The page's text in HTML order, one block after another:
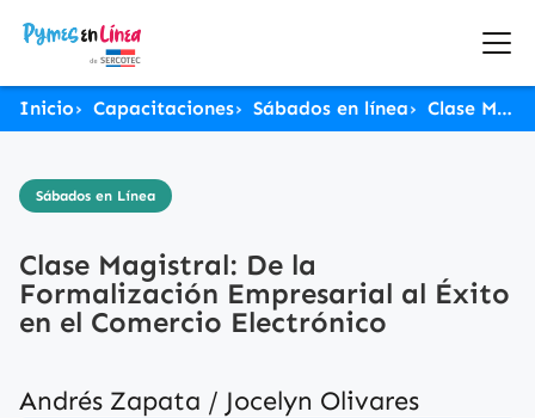
Inicio Capacitaciones Sábados en línea Clase Magistral: De la Formalización Empresarial al Éxito en el Comercio Electrónico
Sábados en Línea
Clase Magistral: De la
Formalización Empresarial al Éxito
en el Comercio Electrónico
Andrés Zapata / Jocelyn Olivares